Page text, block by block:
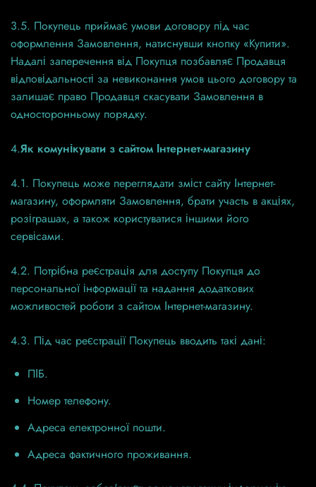
3.5. Покупець приймає умови договору під час
оформлення Замовлення, натиснувши кнопку «Купити».
Надалі заперечення від Покупця позбавляє Продавця
відповідальності за невиконання умов цього договору та
залишає право Продавця скасувати Замовлення в
односторонньому порядку.
4.Як комунікувати з сайтом Інтернет-магазину
4.1. Покупець може переглядати зміст сайту Інтернет-
магазину, оформляти Замовлення, брати участь в акціях,
розіграшах, а також користуватися іншими його
сервісами.
4.2. Потрібна реєстрація для доступу Покупця до
персональної інформації та надання додаткових
можливостей роботи з сайтом Інтернет-магазину.
4.3. Під час реєстрації Покупець вводить такі дані:
ПІБ.
Номер телефону.
Адреса електронної пошти.
Адреса фактичного проживання.